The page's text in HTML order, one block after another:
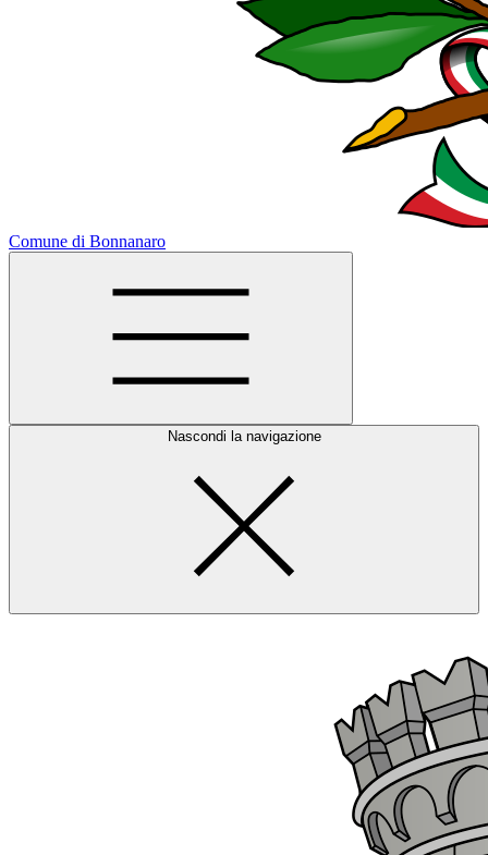
Comune di Bonnanaro
Nascondi la navigazione